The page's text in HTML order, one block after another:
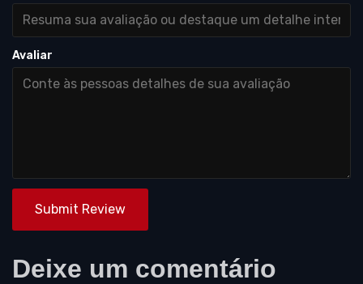
Avaliar
Submit Review
Deixe um comentário